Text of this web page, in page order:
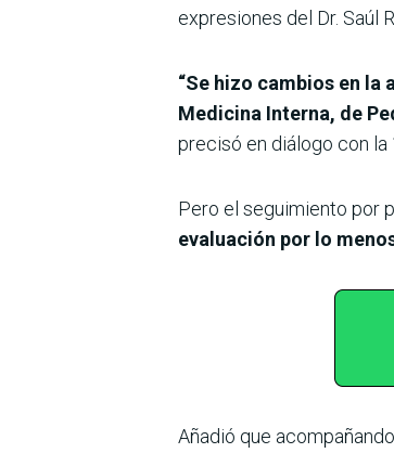
expresiones del Dr. Saúl
“Se hizo cambios en
Medicina Interna, de
precisó en diálogo con la
Pero el seguimiento por
evaluación por lo
Añadió que